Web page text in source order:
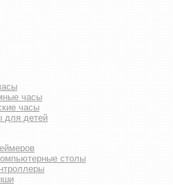
часы
часы
для детей
столы